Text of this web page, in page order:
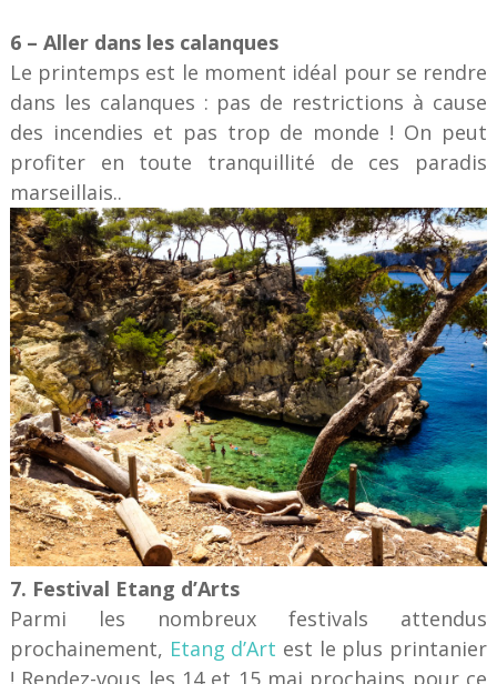
6 – Aller dans les calanques
Le printemps est le moment idéal pour se rendre
dans les calanques : pas de restrictions à cause
des incendies et pas trop de monde ! On peut
profiter en toute tranquillité de ces paradis
marseillais..
7. Festival Etang d’Arts
Parmi les nombreux festivals attendus
prochainement, Etang d’Art est le plus printanier
! Rendez-vous les 14 et 15 mai prochains pour ce